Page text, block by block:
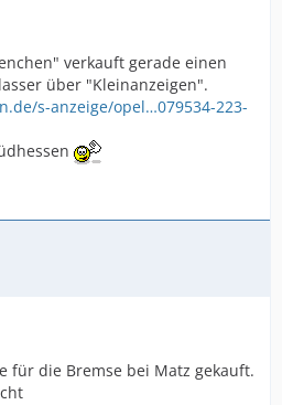
verkauft gerade einen
über "Kleinanzeigen".
s-anzeige/opel…079534-223-
für die Bremse bei Matz gekauft.